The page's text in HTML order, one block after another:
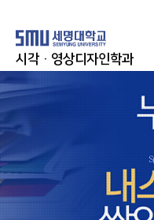
시각·영상디자인학과